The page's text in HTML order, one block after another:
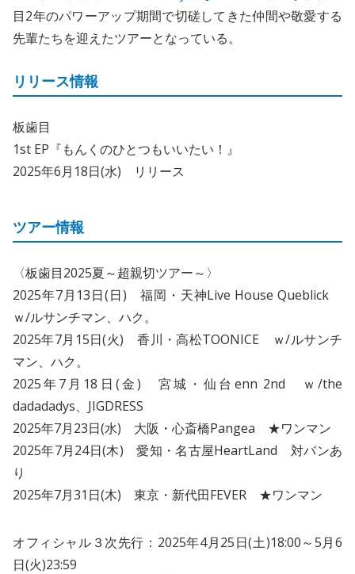
目2年のパワーアップ期間で切磋してきた仲間や敬愛する
先輩たちを迎えたツアーとなっている。
リリース情報
板歯目
1st EP『もんくのひとつもいいたい！』
2025年6月18日(水) リリース
ツアー情報
〈板歯目2025夏～超親切ツアー～〉
2025年7月13日(日) 福岡・天神Live House Queblick
ｗ/ルサンチマン、ハク。
2025年7月15日(火) 香川・高松TOONICE ｗ/ルサンチ
マン、ハク。
2025年7月18日(金) 宮城・仙台enn 2nd ｗ/the
dadadadys、JIGDRESS
2025年7月23日(水) 大阪・心斎橋Pangea ★ワンマン
2025年7月24日(木) 愛知・名古屋HeartLand 対バンあ
り
2025年7月31日(木) 東京・新代田FEVER ★ワンマン
オフィシャル３次先行：2025年4月25日(土)18:00～5月6
日(火)23:59